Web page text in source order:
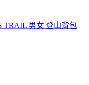
TRAIL 男女 登山背包